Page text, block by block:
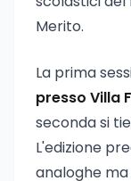
Merito.
La prima
presso Villa
seconda si
L'edizione
analoghe ma